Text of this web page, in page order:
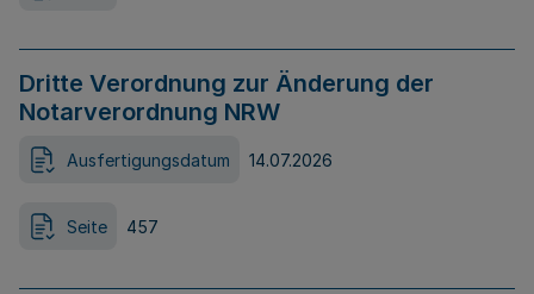
Dritte Verordnung zur Änderung der
Notarverordnung NRW
Ausfertigungsdatum 14.07.2026
Seite 457